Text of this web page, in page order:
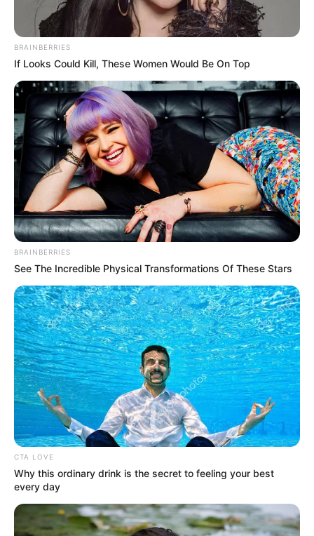
BRAINBERRIES
If Looks Could Kill, These Women Would Be On Top
BRAINBERRIES
See The Incredible Physical Transformations Of These Stars
CTA LOVE
Why this ordinary drink is the secret to feeling your best
every day